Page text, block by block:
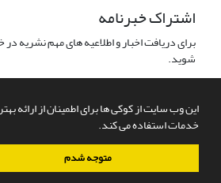
این وب سایت از کوکی ها برای اطمینان از ارائه
خدمات استفاده می کند.
متوجه شدم
اشتراک خبرنامه
برای دریافت اخبار و اطلاعیه های مهم نشریه
شوید.
سامانه مدیریت نشریات علمی.طراحی و پیاده